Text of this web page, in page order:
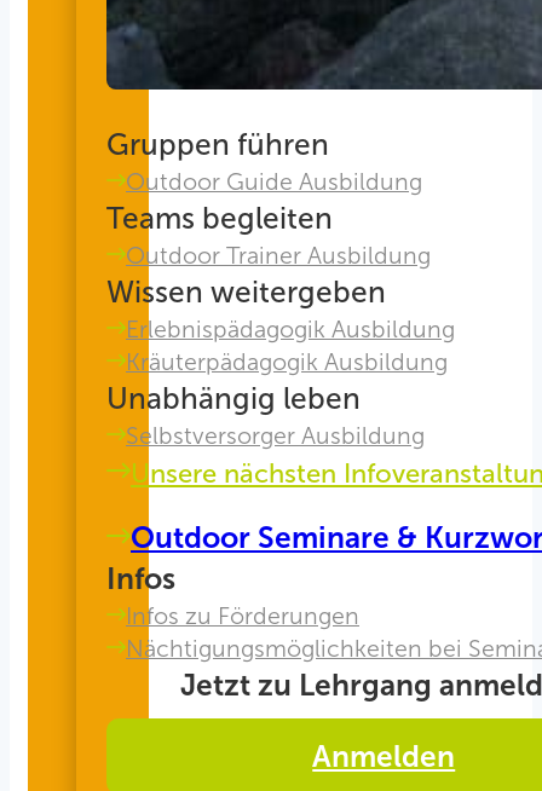
Gruppen führen
Outdoor Guide Ausbildung
Teams begleiten
Outdoor Trainer Ausbildung
Wissen weitergeben
Erlebnispädagogik Ausbildung
Kräuterpädagogik Ausbildung
Unabhängig leben
Selbstversorger Ausbildung
Unsere nächsten
Outdoor Seminare &
Infos
Infos zu Förderungen
Nächtigungsmöglichkeiten bei
Jetzt zu Lehrgang
Anmelden